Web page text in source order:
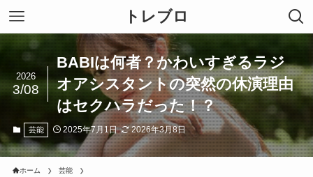
トレブロ
BABIは何者？かわいすぎるラジ
オアシスタントの突然の休演理由
はセクハラだった！？
2026
3/08
芸能 2025年7月1日 2026年3月8日
ホーム 芸能